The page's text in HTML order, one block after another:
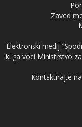
Zavod
Elektronski medij
ki ga vodi Ministrstvo
Kontaktirajte